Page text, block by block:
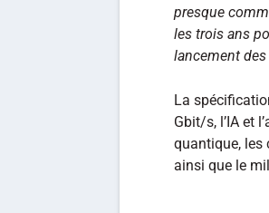
presque
les trois ans
lancement des
La
Gbit/s, l’IA et
quantique, les
ainsi que le